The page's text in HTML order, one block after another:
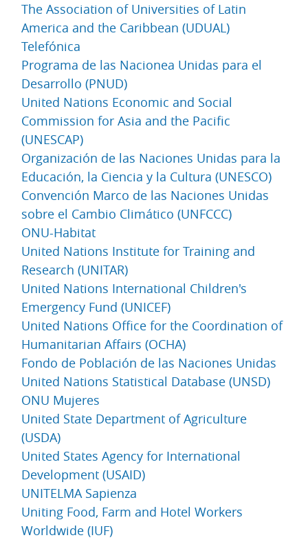
The Association of Universities of Latin
America and the Caribbean (UDUAL)
Telefónica
Programa de las Nacionea Unidas para el
Desarrollo (PNUD)
United Nations Economic and Social
Commission for Asia and the Pacific
(UNESCAP)
Organización de las Naciones Unidas para la
Educación, la Ciencia y la Cultura (UNESCO)
Convención Marco de las Naciones Unidas
sobre el Cambio Climático (UNFCCC)
ONU-Habitat
United Nations Institute for Training and
Research (UNITAR)
United Nations International Children's
Emergency Fund (UNICEF)
United Nations Office for the Coordination of
Humanitarian Affairs (OCHA)
Fondo de Población de las Naciones Unidas
United Nations Statistical Database (UNSD)
ONU Mujeres
United State Department of Agriculture
(USDA)
United States Agency for International
Development (USAID)
UNITELMA Sapienza
Uniting Food, Farm and Hotel Workers
Worldwide (IUF)